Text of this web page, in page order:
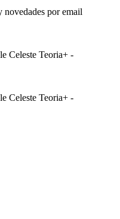
novedades por email